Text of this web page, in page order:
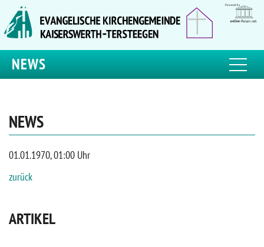
NEWS
NEWS
01.01.1970, 01:00 Uhr
zurück
ARTIKEL